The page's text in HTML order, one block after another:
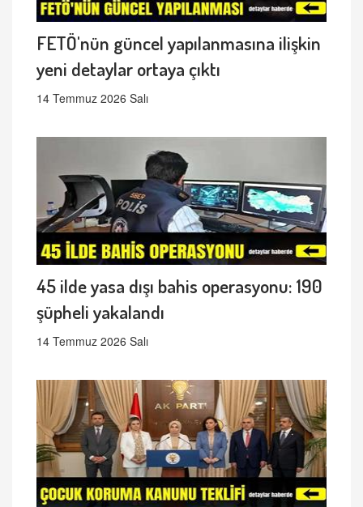
FETÖ'nün güncel yapılanmasına ilişkin
yeni detaylar ortaya çıktı
14 Temmuz 2026 Salı
45 ilde yasa dışı bahis operasyonu: 190
şüpheli yakalandı
14 Temmuz 2026 Salı